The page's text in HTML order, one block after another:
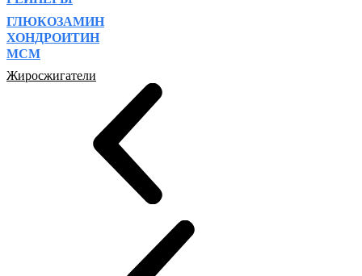
ГЛЮКОЗАМИН
ХОНДРОИТИН
МСМ
Жиросжигатели